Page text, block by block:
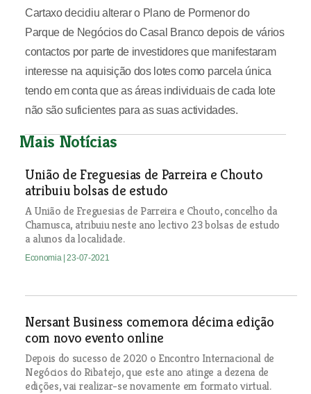
Cartaxo decidiu alterar o Plano de Pormenor do
Parque de Negócios do Casal Branco depois de vários
contactos por parte de investidores que manifestaram
interesse na aquisição dos lotes como parcela única
tendo em conta que as áreas individuais de cada lote
não são suficientes para as suas actividades.
Mais Notícias
União de Freguesias de Parreira e Chouto
atribuiu bolsas de estudo
A União de Freguesias de Parreira e Chouto, concelho da
Chamusca, atribuiu neste ano lectivo 23 bolsas de estudo
a alunos da localidade.
Economia | 23-07-2021
Nersant Business comemora décima edição
com novo evento online
Depois do sucesso de 2020 o Encontro Internacional de
Negócios do Ribatejo, que este ano atinge a dezena de
edições, vai realizar-se novamente em formato virtual.